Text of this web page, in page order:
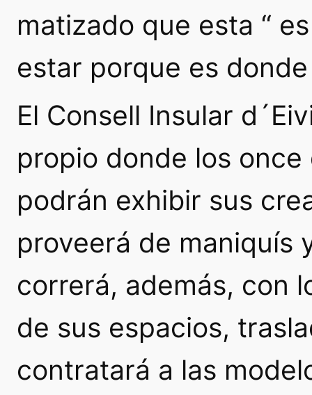
matizado que esta “
estar porque es
El Consell Insular
propio donde los
podrán exhibir sus
proveerá de maniquís
correrá, además, con
de sus espacios,
contratará a las